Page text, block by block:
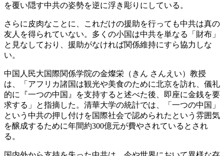
を覆い隠す中共の姿勢を逆に浮き彫りにしている。
さらに皮肉なことに、これだけの援助を行っても中共は真の
友人を得られていない。多くの小国は中共を単なる「財布」
と見なしており、援助がなければ関係維持にすら協力しな
い。
中国人民大国際関係学院の金燦栄（きん さんえい）教授
は、「アフリカ諸国は観光や美食のために北京を訪れ、儀礼
的に『一つの中国』を支持すると述べた後、即座に金銭を要
求する」と指摘した。清華大学の統計では、「一つの中国」
という中共の押し付けを国際社会で認められたという雰囲気
を醸成するために年間約300億元が費やされているとされ
る。